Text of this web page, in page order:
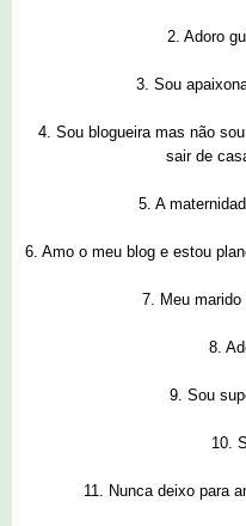
2. Adoro
3. Sou
4. Sou blogueira mas não
sair de
5. A
6. Amo o meu blog e estou
7. Meu
8.
9. Sou
10.
11. Nunca deixo para